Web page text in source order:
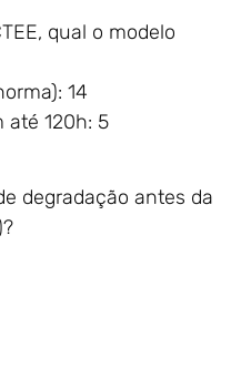
qual o modelo
14
até 120h: 5
degradação antes da